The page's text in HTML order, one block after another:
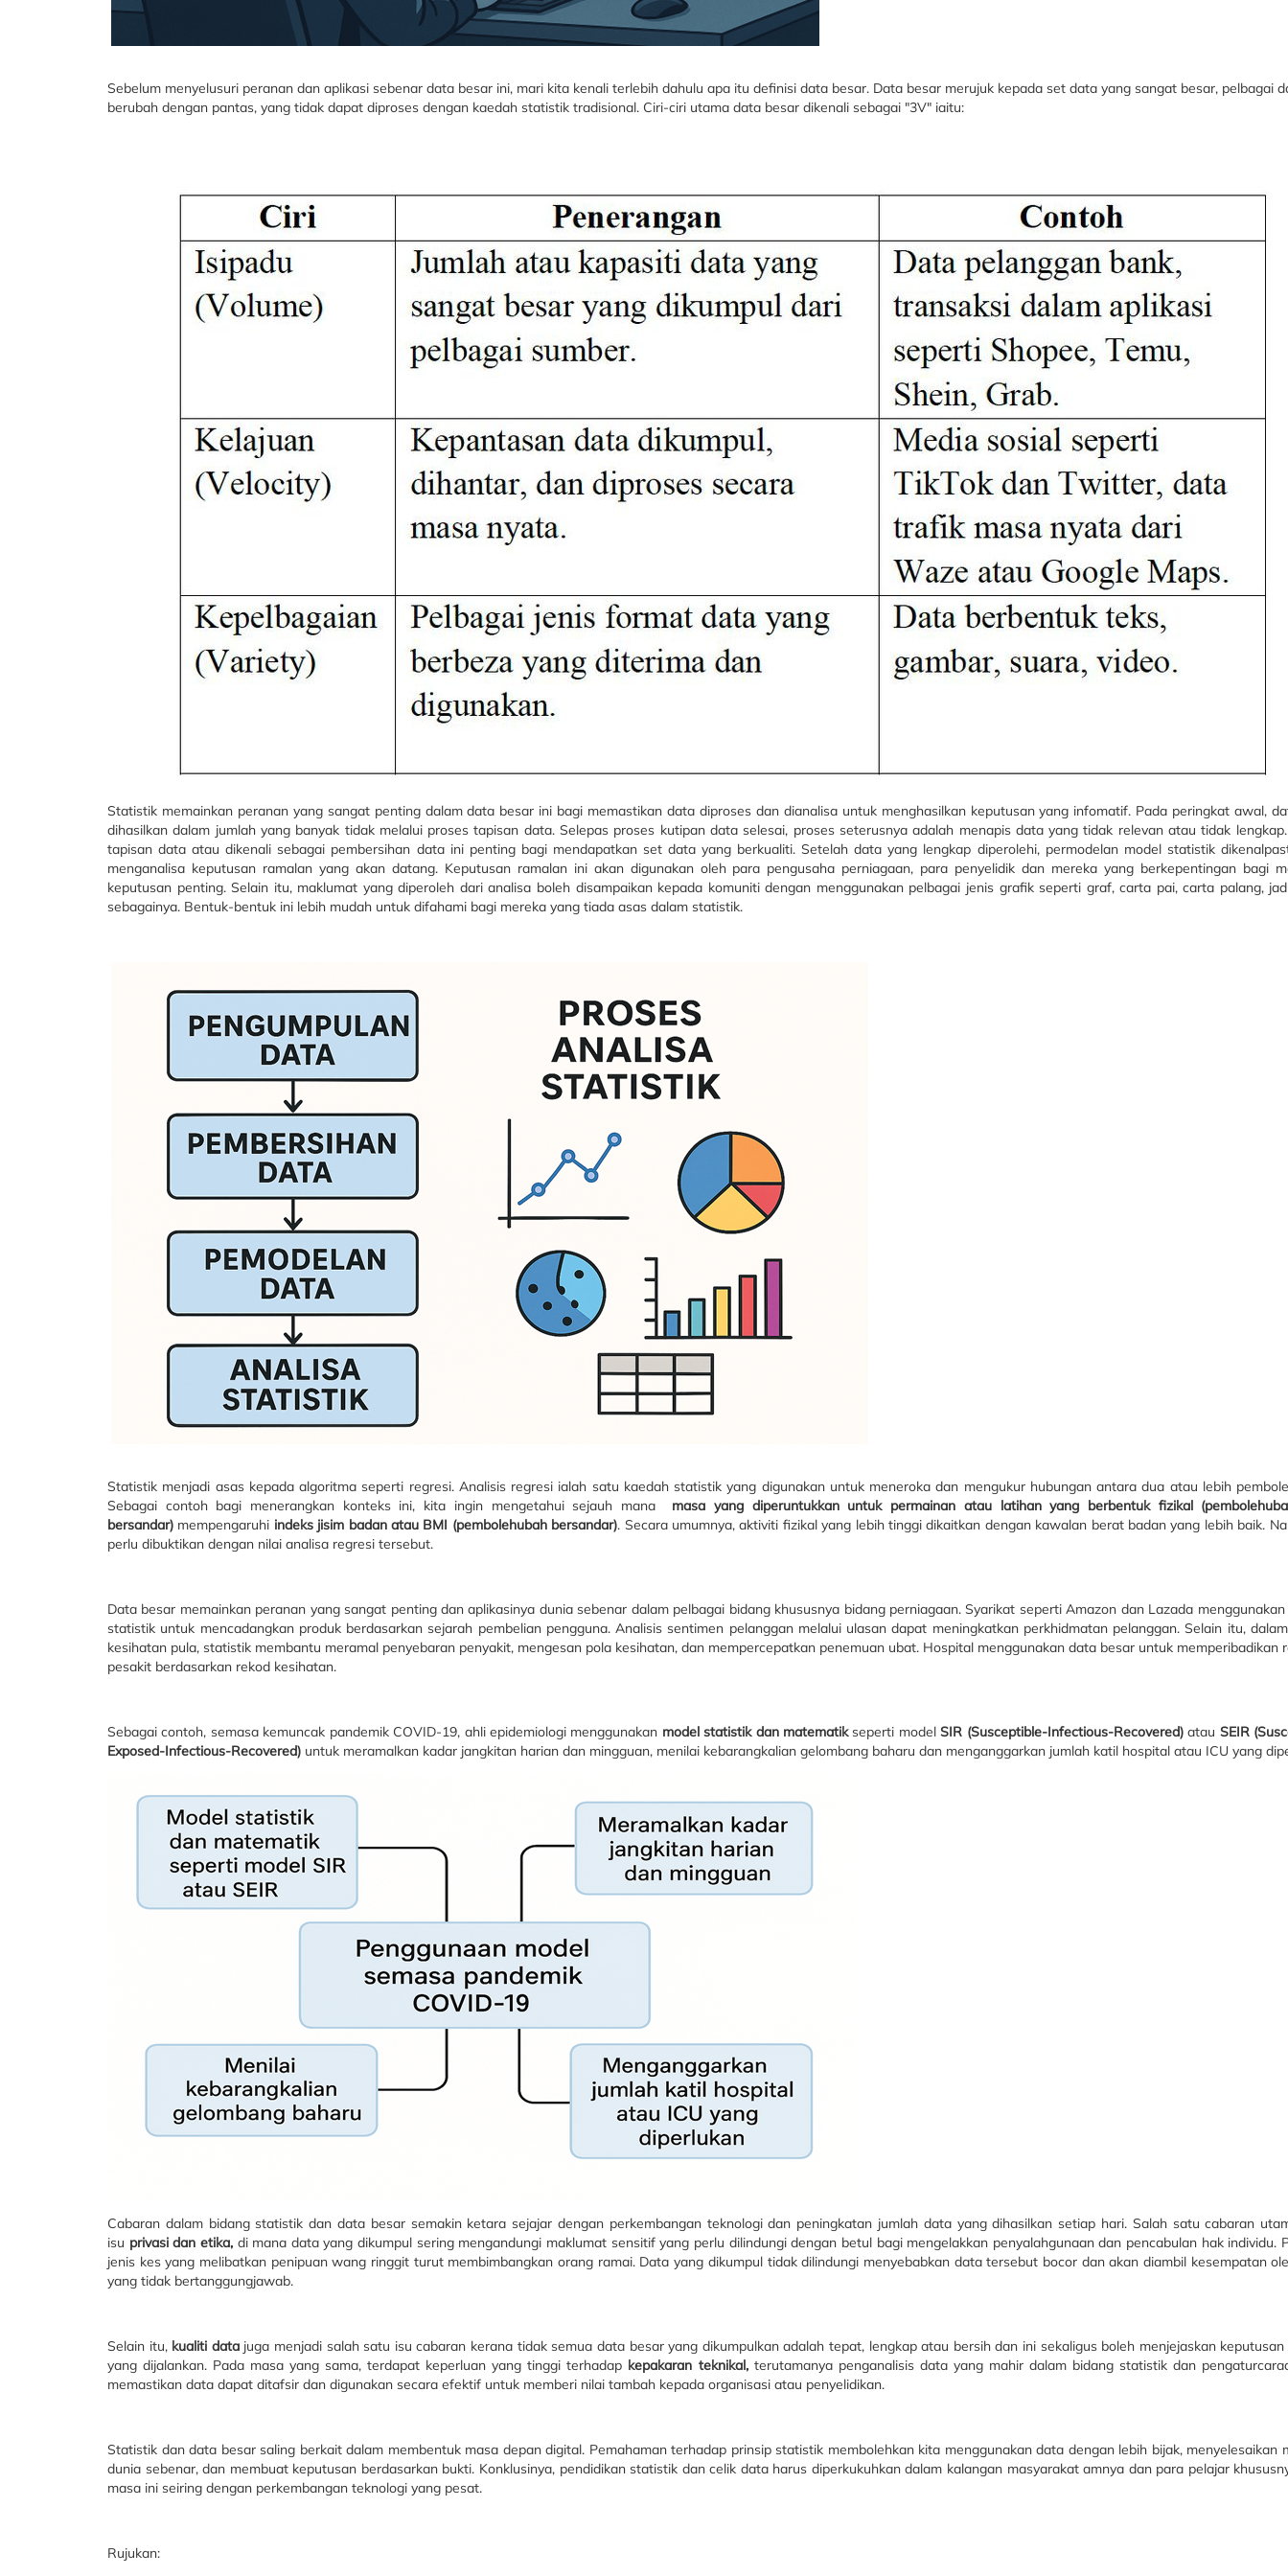
Sebelum menyelusuri peranan dan aplikasi sebenar data besar ini, mari kita kenali terlebih dahulu apa itu definisi data besar. Data besar merujuk kepada set data yang sangat besar, pelbagai
berubah dengan pantas, yang tidak dapat diproses dengan kaedah statistik tradisional. Ciri-ciri utama data besar dikenali sebagai "3V" iaitu:
Statistik memainkan peranan yang sangat penting dalam data besar ini bagi memastikan data diproses dan dianalisa untuk menghasilkan keputusan yang infomatif. Pada peringkat awal,
dihasilkan dalam jumlah yang banyak tidak melalui proses tapisan data. Selepas proses kutipan data selesai, proses seterusnya adalah menapis data yang tidak relevan atau tidak
tapisan data atau dikenali sebagai pembersihan data ini penting bagi mendapatkan set data yang berkualiti. Setelah data yang lengkap diperolehi, permodelan model statistik
menganalisa keputusan ramalan yang akan datang. Keputusan ramalan ini akan digunakan oleh para pengusaha perniagaan, para penyelidik dan mereka yang berkepentingan bagi
keputusan penting. Selain itu, maklumat yang diperoleh dari analisa boleh disampaikan kepada komuniti dengan menggunakan pelbagai jenis grafik seperti graf, carta pai, carta palang,
sebagainya. Bentuk-bentuk ini lebih mudah untuk difahami bagi mereka yang tiada asas dalam statistik.
Statistik menjadi asas kepada algoritma seperti regresi. Analisis regresi ialah satu kaedah statistik yang digunakan untuk meneroka dan mengukur hubungan antara dua atau lebih
Sebagai contoh bagi menerangkan konteks ini, kita ingin mengetahui sejauh mana masa yang diperuntukkan untuk permainan atau latihan yang berbentuk fizikal
bersandar) mempengaruhi indeks jisim badan atau BMI (pembolehubah bersandar). Secara umumnya, aktiviti fizikal yang lebih tinggi dikaitkan dengan kawalan berat badan yang lebih baik.
perlu dibuktikan dengan nilai analisa regresi tersebut.
Data besar memainkan peranan yang sangat penting dan aplikasinya dunia sebenar dalam pelbagai bidang khususnya bidang perniagaan. Syarikat seperti Amazon dan Lazada menggunakan
statistik untuk mencadangkan produk berdasarkan sejarah pembelian pengguna. Analisis sentimen pelanggan melalui ulasan dapat meningkatkan perkhidmatan pelanggan. Selain itu,
kesihatan pula, statistik membantu meramal penyebaran penyakit, mengesan pola kesihatan, dan mempercepatkan penemuan ubat. Hospital menggunakan data besar untuk memperibadikan
pesakit berdasarkan rekod kesihatan.
Sebagai contoh, semasa kemuncak pandemik COVID-19, ahli epidemiologi menggunakan model statistik dan matematikseperti modelSIR (Susceptible-Infectious-Recovered)atau SEIR
Exposed-Infectious-Recovered) untuk meramalkan kadar jangkitan harian dan mingguan, menilai kebarangkalian gelombang baharu dan menganggarkan jumlah katil hospital atau ICU yang
Cabaran dalam bidang statistik dan data besar semakin ketara sejajar dengan perkembangan teknologi dan peningkatan jumlah data yang dihasilkan setiap hari. Salah satu cabaran
isu privasi dan etika,di mana data yang dikumpul sering mengandungi maklumat sensitif yang perlu dilindungi dengan betul bagi mengelakkan penyalahgunaan dan pencabulan hak individu.
jenis kes yang melibatkan penipuan wang ringgit turut membimbangkan orang ramai. Data yang dikumpul tidak dilindungi menyebabkan data tersebut bocor dan akan diambil kesempatan
yang tidak bertanggungjawab.
Selain itu, kualiti datajuga menjadi salah satu isu cabaran kerana tidak semua data besar yang dikumpulkan adalah tepat, lengkap atau bersih dan ini sekaligus boleh menjejaskan keputusan
yang dijalankan. Pada masa yang sama, terdapat keperluan yang tinggi terhadap kepakaran teknikal,terutamanya penganalisis data yang mahir dalam bidang statistik dan
memastikan data dapat ditafsir dan digunakan secara efektif untuk memberi nilai tambah kepada organisasi atau penyelidikan.
Statistik dan data besar saling berkait dalam membentuk masa depan digital. Pemahaman terhadap prinsip statistik membolehkan kita menggunakan data dengan lebih bijak, menyelesaikan
dunia sebenar, dan membuat keputusan berdasarkan bukti. Konklusinya, pendidikan statistik dan celik data harus diperkukuhkan dalam kalangan masyarakat amnya dan para pelajar
masa ini seiring dengan perkembangan teknologi yang pesat.
Rujukan: